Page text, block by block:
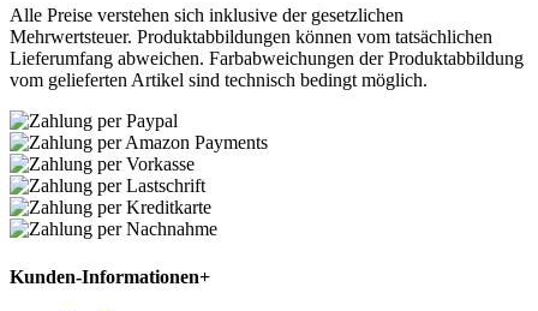
Alle Preise verstehen sich inklusive der gesetzlichen
Mehrwertsteuer. Produktabbildungen können vom tatsächlichen
Lieferumfang abweichen. Farbabweichungen der Produktabbildung
vom gelieferten Artikel sind technisch bedingt möglich.
Kunden-Informationen+